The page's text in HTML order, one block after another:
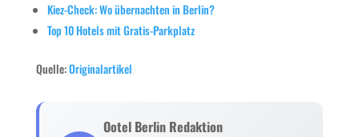
Kiez-Check: Wo übernachten in Berlin?
Top 10 Hotels mit Gratis-Parkplatz
Quelle:Originalartikel
Ootel Berlin Redaktion